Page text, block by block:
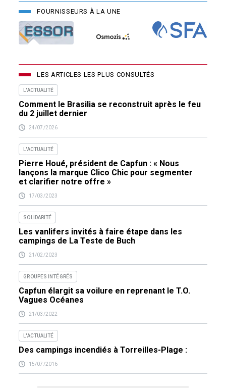
FOURNISSEURS À LA UNE
LES ARTICLES LES PLUS CONSULTÉS
L'ACTUALITÉ
Comment le Brasilia se reconstruit après le feu
du 2 juillet dernier
24/07/2026
L'ACTUALITÉ
Pierre Houé, président de Capfun : « Nous
lançons la marque Clico Chic pour segmenter
et clarifier notre offre »
17/03/2023
SOLIDARITÉ
Les vanlifers invités à faire étape dans les
campings de La Teste de Buch
21/02/2023
GROUPES INTÉGRÉS
Capfun élargit sa voilure en reprenant le T.O.
Vagues Océanes
21/03/2022
L'ACTUALITÉ
Des campings incendiés à Torreilles-Plage :
15/07/2016